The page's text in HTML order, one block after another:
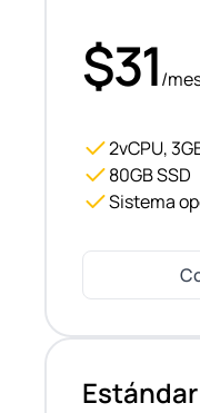
$31/
2vCPU,
80GB SSD
Sistema
Estándar